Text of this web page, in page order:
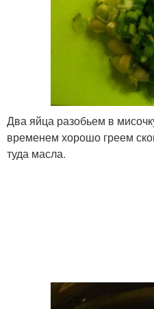
Два яйца разобьем в
временем хорошо греем
туда масла.